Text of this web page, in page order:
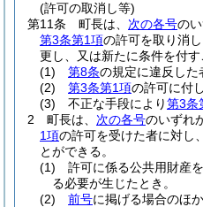
(許可の取消し等)
第11条
町長は、 次の各号の
第3条第1項の許可を取り消
更し、又は新たに条件を付す
(1)
第8条の規定に違反した
(2)
第3条第1項の許可に付
(3)
不正な手段により第3条
2
町長は、 次の各号のいずれ
1項の許可を受けた者に対し、
とができる。
(1)
許可に係る公共用財産
る必要が生じたとき。
(2)
前号に掲げる場合のほ